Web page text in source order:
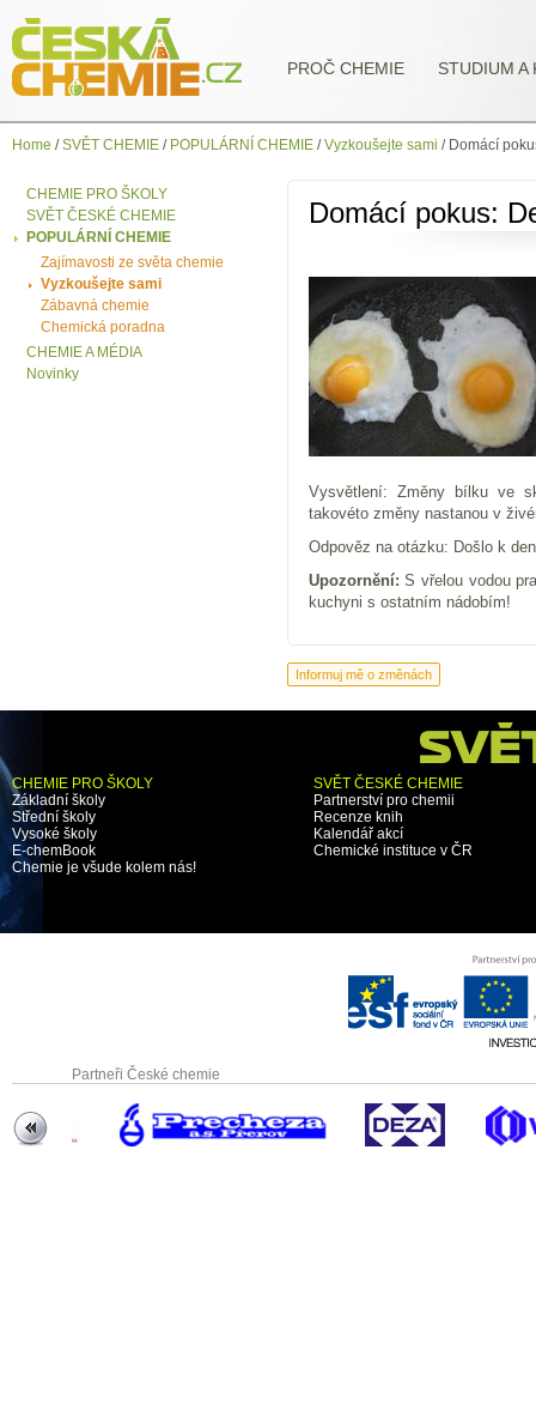
PROČ CHEMIE STUDIUM A
Home / SVĚT CHEMIE / POPULÁRNÍ CHEMIE / Vyzkoušejte sami / Domácí
CHEMIE PRO ŠKOLY
SVĚT ČESKÉ CHEMIE
POPULÁRNÍ CHEMIE
Zajímavosti ze světa chemie
Vyzkoušejte sami
Zábavná chemie
Chemická poradna
CHEMIE A MÉDIA
Novinky
Domácí pokus:
Vysvětlení: Změny bílku ve
takovéto změny nastanou v
Odpověz na otázku: Došlo k
Upozornění: S vřelou vodou
kuchyni s ostatním nádobím!
CHEMIE PRO ŠKOLY
Základní školy
Střední školy
Vysoké školy
E-chemBook
Chemie je všude kolem nás!
SVĚT ČESKÉ CHEMIE
Partnerství pro chemii
Recenze knih
Kalendář akcí
Chemické instituce v ČR
Partneři České chemie